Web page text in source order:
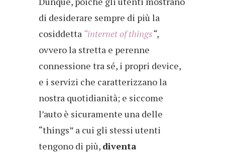
di desiderare sempre di più la
cosiddetta “internet of things“,
ovvero la stretta e perenne
connessione tra sé, i propri device,
e i servizi che caratterizzano la
nostra quotidianità; e siccome
l’auto è sicuramente una delle
“things” a cui gli stessi utenti
tengono di più, diventa